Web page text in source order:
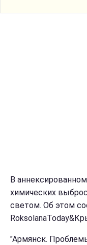
В
химических
светом. Об этом
"Армянск.